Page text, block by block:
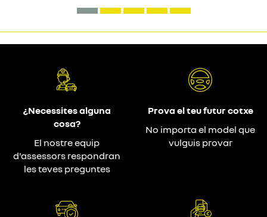
¿Necessites alguna
cosa?
El nostre equip
d'assessors respondran
les teves preguntes
Prova el teu futur cotxe
No importa el model que
vulguis provar